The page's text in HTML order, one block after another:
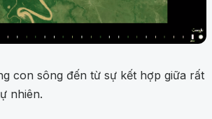
con sông đến từ sự kết hợp giữa rất
nhiên.